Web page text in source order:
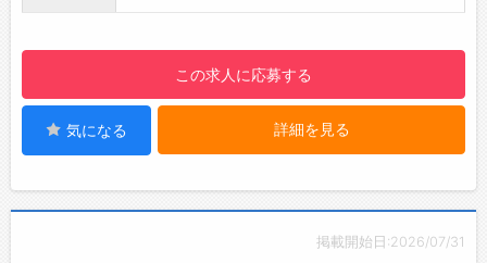
分からない事があれば気軽に聞く事ができま
す。
【職場の雰囲気・社風】
18～60代まで幅広い年齢層が活躍しています。
この求人に応募する
気になる 詳細を見る
掲載開始日:2026/07/31